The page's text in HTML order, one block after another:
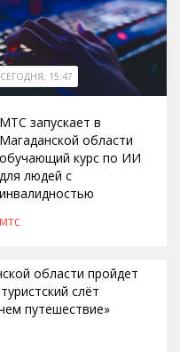
СЕГОДНЯ, 15:47
МТС запускает в
Магаданской области
обучающий курс по ИИ
для людей с
инвалидностью
МТС
области пройдет
слёт
путешествие»